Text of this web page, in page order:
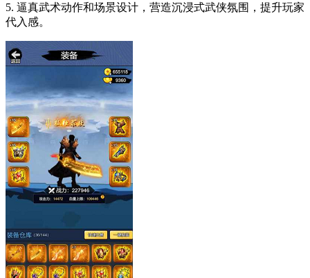
5. 逼真武术动作和场景设计，营造沉浸式武侠氛围，提升玩家
代入感。